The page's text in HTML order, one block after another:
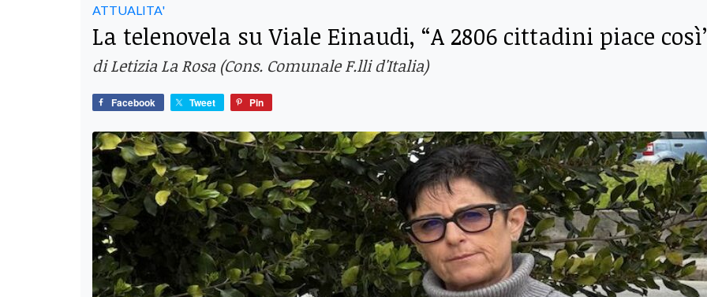
ATTUALITA'
La telenovela su Viale Einaudi, “A 2806 cittadini piace
di Letizia La Rosa (Cons. Comunale F.lli d'Italia)
Facebook Tweet Pin